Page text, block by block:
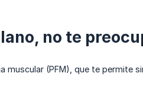
no te
(PFM), que te permite